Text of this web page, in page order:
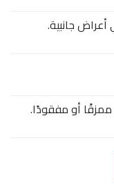
جانبية.
ممزقًا أو مفقودًا.